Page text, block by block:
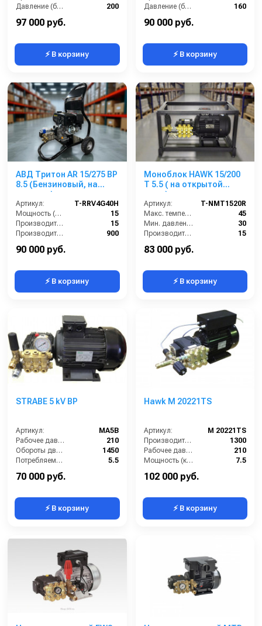
Давление (бар):
200
Напряжение (В):
97 000 руб.
⚡ В корзину
Давление (бар):
160
Напряжение (В):
90 000 руб.
⚡ В корзину
АВД Тритон AR 15/275 ВР
8.5 (Бензиновый, на
тележке)
Артикул:
T-RRV4G40H
Мощность (л/с):
15
Производительность (л/мин):
15
Производительность (л/ч):
900
Рабочее давление (бар):
90 000 руб.
⚡ В корзину
Моноблок HAWK 15/200
T 5.5 ( на открытой
раме)
Артикул:
T-NMT1520R
Макс. температура воды (°C):
45
Мин. давление (бар):
30
Производительность (л/мин):
15
Производительность (л/ч):
83 000 руб.
⚡ В корзину
STRABE 5 kV BP
Артикул:
MA5B
Рабочее давление (бар):
210
Обороты двигателя (об/мин):
1450
Потребляемая мощность (кВт):
5.5
70 000 руб.
⚡ В корзину
Hawk M 20221TS
Артикул:
M 20221TS
Производительность (л/ч):
1300
Рабочее давление (бар):
210
Мощность (кВт):
7.5
102 000 руб.
⚡ В корзину